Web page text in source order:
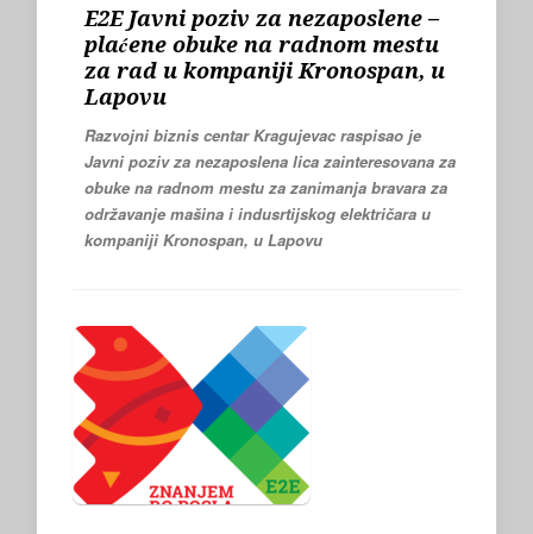
E2E Javni poziv za nezaposlene –
plaćene obuke na radnom mestu
za rad u kompaniji Kronospan, u
Lapovu
Razvojni biznis centar Kragujevac raspisao je
Javni poziv za nezaposlena lica zainteresovana za
obuke na radnom mestu za zanimanja bravara za
održavanje mašina i indusrtijskog električara u
kompaniji Kronospan, u Lapovu